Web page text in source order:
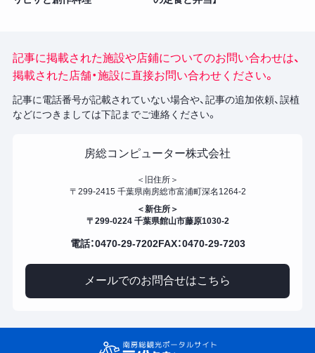
記事に掲載された施設や店鋪についてのお問い合わせは、
掲載された店舗・施設に直接お問い合わせください。
記事に電話番号が記載されていない場合や、記事の追加依頼、誤植
などにつきましては下記までご連絡ください。
房総コンピューター株式会社
＜旧住所＞
〒299-2415 千葉県南房総市富浦町深名1264-2
＜新住所＞
〒299-0224 千葉県館山市藤原1030-2
電話：0470-29-7202FAX：0470-29-7203
メールでのお問合せはこちら